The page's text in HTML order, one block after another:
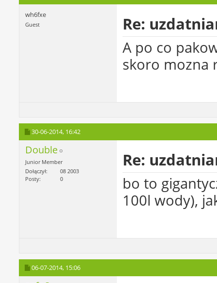
wh6fxe
Guest Re:
A po co
skoro mozna
30-06-2014, 16:42
Double
Junior Member
Dołączył
08 2003
Posty
0
Re:
bo to
100l wody),
06-07-2014, 15:06